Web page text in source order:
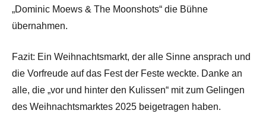
„Dominic Moews & The Moonshots“ die Bühne
übernahmen.
Fazit: Ein Weihnachtsmarkt, der alle Sinne ansprach und
die Vorfreude auf das Fest der Feste weckte. Danke an
alle, die „vor und hinter den Kulissen“ mit zum Gelingen
des Weihnachtsmarktes 2025 beigetragen haben.